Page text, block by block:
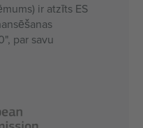
ir atzīts ES
par savu